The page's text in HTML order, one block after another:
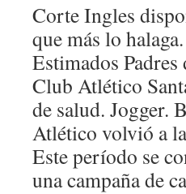
Corte Ingles
que más lo
Estimados
Club Atlético
de salud. Jogger.
Atlético volvió a
Este período se
una campaña de